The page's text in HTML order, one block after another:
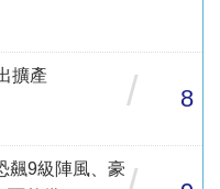
擴產
/ 8
飆9級陣風、豪